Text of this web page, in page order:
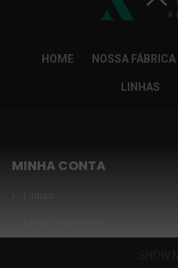
HOME NOSSA FÁBRICA
LINHAS
MINHA CONTA